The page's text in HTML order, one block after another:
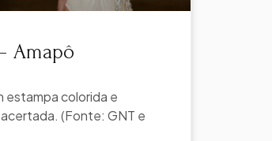
Amapô
colorida e
(Fonte: GNT e